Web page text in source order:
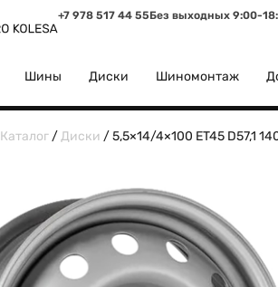
+7 978 517 44 55Без выходных 9:00-
Шины Диски Шиномонтаж
Каталог /Диски / 5,5×14/4×100 ET45 D57,1